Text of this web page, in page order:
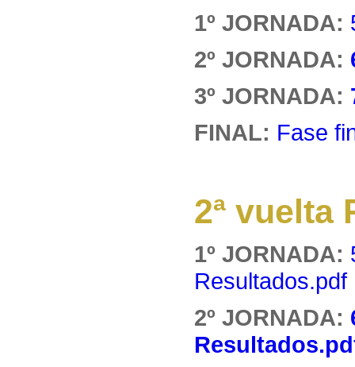
1º JORNADA:
2º JORNADA:
3º JORNADA:
FINAL: Fase
2ª vuelta
1º JORNADA:
Resultados.pdf
2º JORNADA: